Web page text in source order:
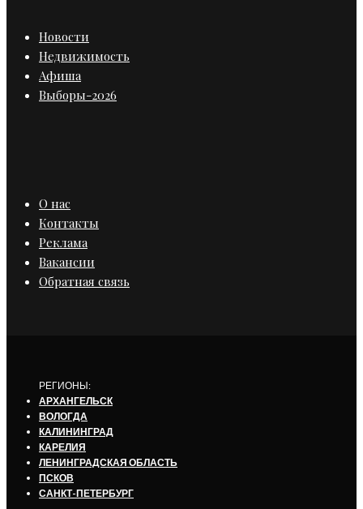
Новости
Недвижимость
Афиша
Выборы-2026
О нас
Контакты
Реклама
Вакансии
Обратная связь
РЕГИОНЫ:
АРХАНГЕЛЬСК
ВОЛОГДА
КАЛИНИНГРАД
КАРЕЛИЯ
ЛЕНИНГРАДСКАЯ ОБЛАСТЬ
ПСКОВ
САНКТ-ПЕТЕРБУРГ